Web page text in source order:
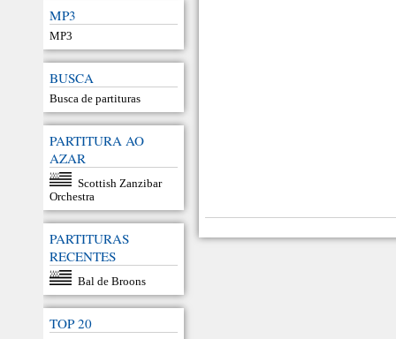
MP3
MP3
BUSCA
Busca de partituras
PARTITURA AO
AZAR
Scottish Zanzibar
Orchestra
PARTITURAS
RECENTES
Bal de Broons
TOP 20